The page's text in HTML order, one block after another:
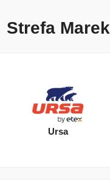
Strefa Marek
Ursa